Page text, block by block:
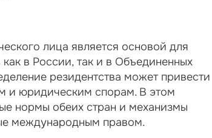
лица является основой для
в России, так и в Объединенных
резидентства может привести
и юридическим спорам. В этом
нормы обеих стран и механизмы
международным правом.